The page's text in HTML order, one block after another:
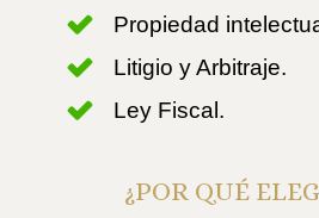
Propiedad
Litigio y Arbitraje.
Ley Fiscal.
¿POR QUÉ